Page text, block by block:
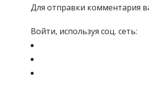
Для отправки комментария
Войти, используя соц. сеть: